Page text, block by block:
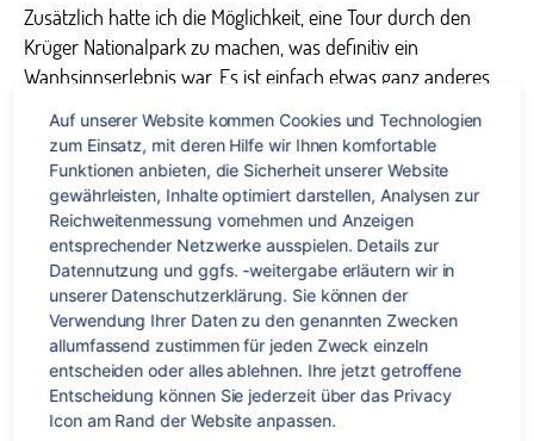
Zusätzlich hatte ich die Möglichkeit, eine Tour durch den
Krüger Nationalpark zu machen, was definitiv ein
Wanhsinnserlebnis war. Es ist einfach etwas ganz anderes,
die Tiere in freier Wildbahn und nicht im Zoo zu sehen. Das
Highlight war dann, als drei Hyänen immer näher an unser
Auto kamen (so dass ich irgendwann auch besser mal das
Fenster geschlossen habe) und schließlich die Insekten von
der Motorhaube ableckten!
Insgesamt war ich von der Vielfalt, die das Land zu bieten
hat – Meer, Berge, Nationalpark, einzigartige Tierwelt, usw. -,
und den Menschen begeistert und beeindruckt und ich
möchte auf jeden Fall noch einmal für längere Zeit nach
Südafrika
Auf unserer Website kommen Cookies und Technologien
zum Einsatz, mit deren Hilfe wir Ihnen komfortable
Funktionen anbieten, die Sicherheit unserer Website
gewährleisten, Inhalte optimiert darstellen, Analysen zur
Reichweitenmessung vornehmen und Anzeigen
entsprechender Netzwerke ausspielen. Details zur
Datennutzung und ggfs. -weitergabe erläutern wir in
unserer Datenschutzerklärung. Sie können der
Verwendung Ihrer Daten zu den genannten Zwecken
allumfassend zustimmen für jeden Zweck einzeln
entscheiden oder alles ablehnen. Ihre jetzt getroffene
Entscheidung können Sie jederzeit über das Privacy
Icon am Rand der Website anpassen.